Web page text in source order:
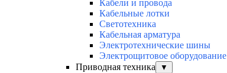
Кабели и провода
Кабельные лотки
Светотехника
Кабельная арматура
Электротехнические шины
Электрощитовое оборудование
Приводная техника
▼